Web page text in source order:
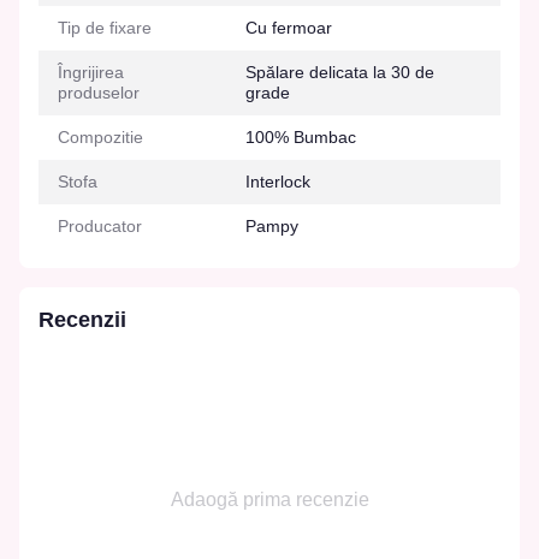
Tip de fixare Cu fermoar
Îngrijirea
produselor
Spălare delicata la 30 de
grade
Compozitie 100% Bumbac
Stofa Interlock
Producator Pampy
Recenzii
Adaogă prima recenzie